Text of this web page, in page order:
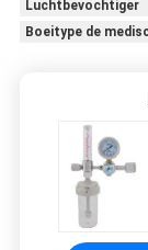
Luchtbevochtiger
Boeitype de